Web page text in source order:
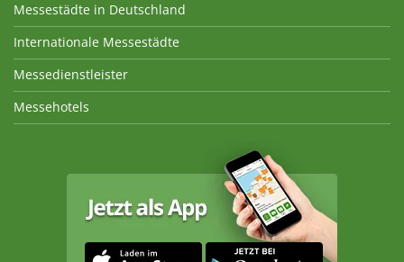
Messestädte in Deutschland
Internationale Messestädte
Messedienstleister
Messehotels